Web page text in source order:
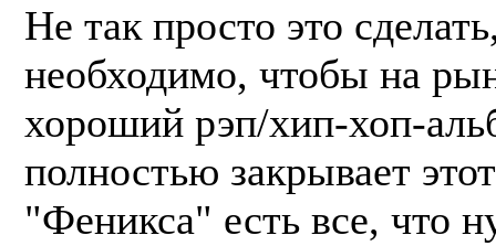
Не так просто это
необходимо, чтобы на
хороший рэп/хип-хоп-
полностью закрывает
"Феникса" есть все, что